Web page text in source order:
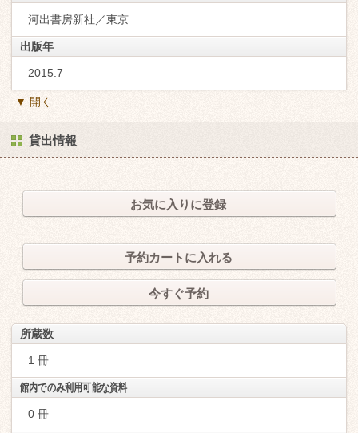
河出書房新社／東京
出版年
2015.7
▼ 開く
貸出情報
お気に入りに登録
予約カートに入れる
今すぐ予約
所蔵数
1 冊
館内でのみ利用可能な資料
0 冊